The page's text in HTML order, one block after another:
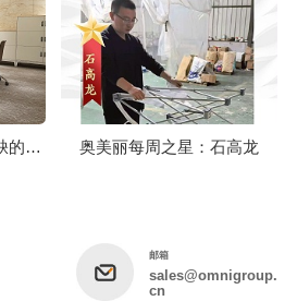
中高端办公家具不可或缺的工艺技术标准 奥美丽每周之星：石高龙
邮箱
sales@omnigroup.
cn